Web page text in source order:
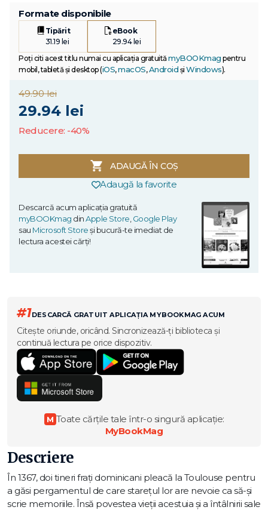
Formate disponibile
Tipărit
31.19 lei
eBook
29.94 lei
Poți citi acest titlu numai cu aplicația gratuitămyBOOKmag pentru
mobil, tabletă și desktop (iOS,macOS,Android și Windows).
49.90 lei
29.94 lei
Reducere: -40%
ADAUGĂ ÎN COȘ
Adaugă la favorite
Descarcă acum aplicația gratuită
myBOOKmag dinApple Store,Google Play
sau Microsoft Storeși bucură-te imediat de
lectura acestei cărți!
#1DESCARCĂ GRATUIT APLICAȚIA MYBOOKMAG ACUM
Citește oriunde, oricând. Sincronizează-ți biblioteca și
continuă lectura pe orice dispozitiv.
M Toate cărțile tale într-o singură aplicație:
MyBookMag
Descriere
În 1367, doi tineri frați dominicani pleacă la Toulouse pentru
a găsi pergamentul de care starețul lor are nevoie ca să-și
scrie memoriile. Însă povestea vieții acestuia și a întâlnirii sale